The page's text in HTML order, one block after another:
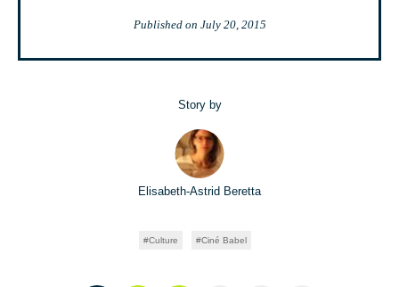
Published on July 20, 2015
Story by
Elisabeth-Astrid Beretta
Culture Ciné Babel